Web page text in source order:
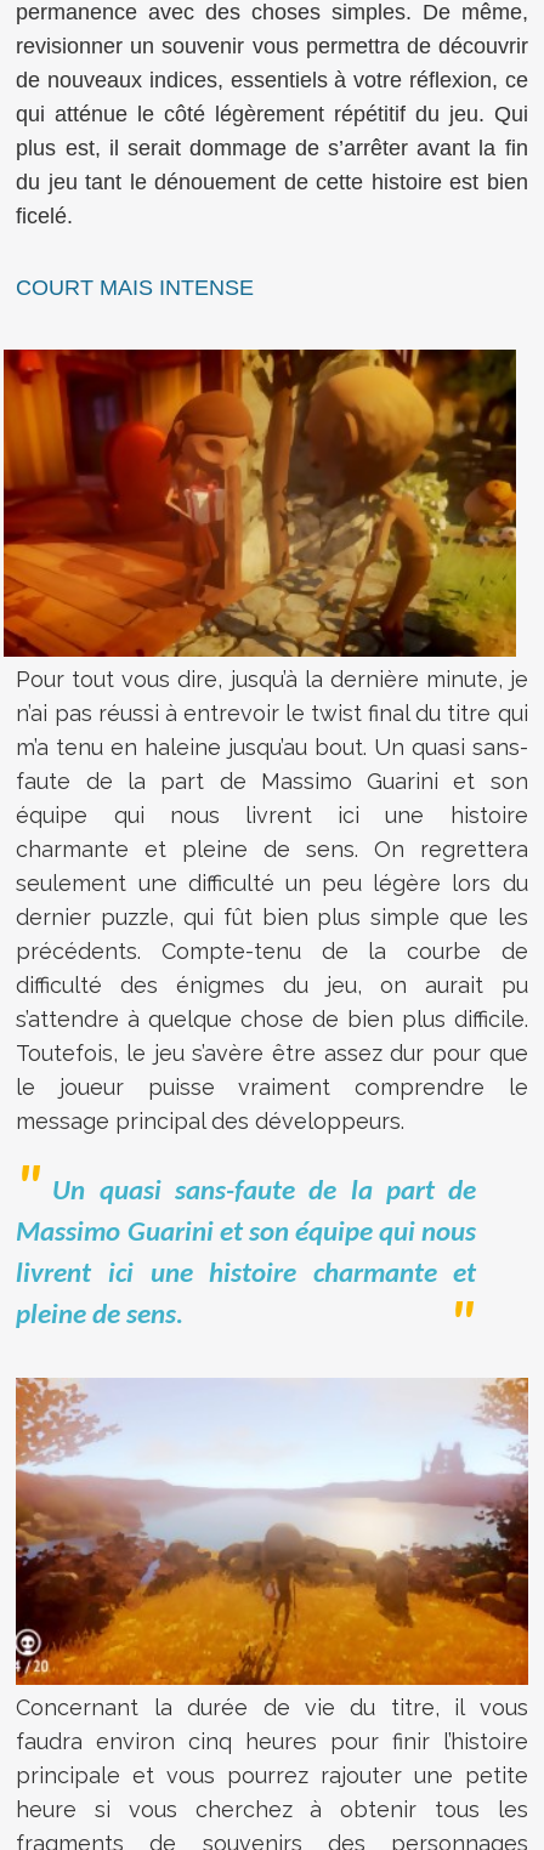
permanence avec des choses simples. De même,
revisionner un souvenir vous permettra de découvrir
de nouveaux indices, essentiels à votre réflexion, ce
qui atténue le côté légèrement répétitif du jeu. Qui
plus est, il serait dommage de s’arrêter avant la fin
du jeu tant le dénouement de cette histoire est bien
ficelé.
COURT MAIS INTENSE
Pour tout vous dire, jusqu’à la dernière minute, je
n’ai pas réussi à entrevoir le twist final du titre qui
m’a tenu en haleine jusqu’au bout. Un quasi sans-
faute de la part de Massimo Guarini et son
équipe qui nous livrent ici une histoire
charmante et pleine de sens. On regrettera
seulement une difficulté un peu légère lors du
dernier puzzle, qui fût bien plus simple que les
précédents. Compte-tenu de la courbe de
difficulté des énigmes du jeu, on aurait pu
s’attendre à quelque chose de bien plus difficile.
Toutefois, le jeu s’avère être assez dur pour que
le joueur puisse vraiment comprendre le
message principal des développeurs.
Un quasi sans-faute de la part de
Massimo Guarini et son équipe qui nous
livrent ici une histoire charmante et
pleine de sens.
Concernant la durée de vie du titre, il vous
faudra environ cinq heures pour finir l’histoire
principale et vous pourrez rajouter une petite
heure si vous cherchez à obtenir tous les
fragments de souvenirs des personnages